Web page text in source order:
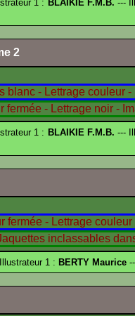
1 : BLAIKIE F.M.B. ---
2
1 : BLAIKIE F.M.B. ---
1 : BERTY Maurice